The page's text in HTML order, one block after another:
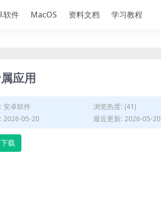
软件 MacOS 资料文档 学习教程
应用
安卓软件
浏览热度: (41)
2026-05-20
最近更新: 2026-05-20
载